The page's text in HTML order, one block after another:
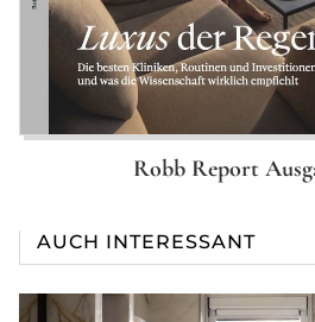
Robb Report
AUCH INTERESSANT